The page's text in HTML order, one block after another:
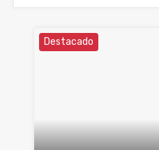
Destacado